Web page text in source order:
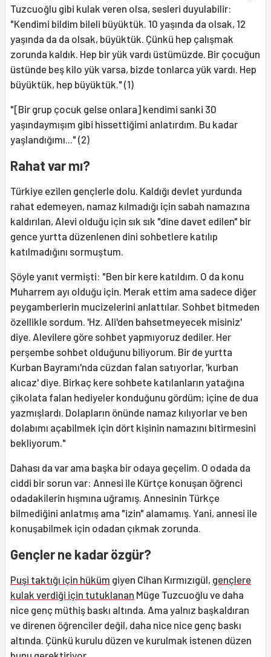
Tuzcuoğlu gibi kulak veren olsa, sesleri duyulabilir:
"Kendimi bildim bileli büyüktük. 10 yaşında da olsak, 12
yaşında da da olsak, büyüktük. Çünkü hep çalışmak
zorunda kaldık. Hep bir yük vardı üstümüzde. Bir çocuğun
üstünde beş kilo yük varsa, bizde tonlarca yük vardı. Hep
büyüktük, hep büyüktük." (1)
"[Bir grup çocuk gelse onlara] kendimi sanki 30
yaşındaymışım gibi hissettiğimi anlatırdım. Bu kadar
yaşlandığımı..." (2)
Rahat var mı?
Türkiye ezilen gençlerle dolu. Kaldığı devlet yurdunda
rahat edemeyen, namaz kılmadığı için sabah namazına
kaldırılan, Alevi olduğu için sık sık "dine davet edilen" bir
gence yurtta düzenlenen dini sohbetlere katılıp
katılmadığını sormuştum.
Şöyle yanıt vermişti: "Ben bir kere katıldım. O da konu
Muharrem ayı olduğu için. Merak ettim ama sadece diğer
peygamberlerin mucizelerini anlattılar. Sohbet bitmeden
özellikle sordum. 'Hz. Ali'den bahsetmeyecek misiniz'
diye. Alevilere göre sohbet yapmıyoruz dediler. Her
perşembe sohbet olduğunu biliyorum. Bir de yurtta
Kurban Bayramı'nda cüzdan falan satıyorlar, 'kurban
alıcaz' diye. Birkaç kere sohbete katılanların yatağına
çikolata falan hediyeler konduğunu gördüm; içine de dua
yazmışlardı. Dolapların önünde namaz kılıyorlar ve ben
dolabımı açabilmek için dört kişinin namazını bitirmesini
bekliyorum."
Dahası da var ama başka bir odaya geçelim. O odada da
ciddi bir sorun var: Annesi ile Kürtçe konuşan öğrenci
odadakilerin hışmına uğramış. Annesinin Türkçe
bilmediğini anlatmış ama "izin" alamamış. Yani, annesi ile
konuşabilmek için odadan çıkmak zorunda.
Gençler ne kadar özgür?
Puşi taktığı için hüküm giyen Cihan Kırmızıgül, gençlere
kulak verdiği için tutuklanan Müge Tuzcuoğlu ve daha
nice genç müthiş baskı altında. Ama yalnız başkaldıran
ve direnen öğrenciler değil, daha nice nice genç baskı
altında. Çünkü kurulu düzen ve kurulmak istenen düzen